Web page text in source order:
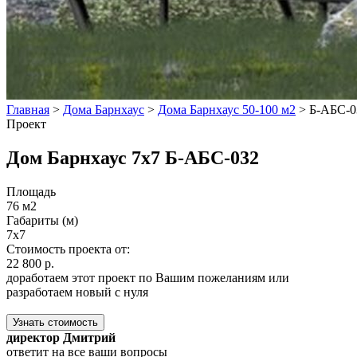
Главная > Дома Барнхаус > Дома Барнхаус 50-100 м2 > Б-АБС-
Проект
Дом Барнхаус 7х7 Б-АБС-032
Площадь
76 м2
Габариты (м)
7х7
Стоимость проекта от:
22 800 р.
доработаем этот проект по Вашим пожеланиям или
разработаем новый с нуля
Узнать стоимость
директор Дмитрий
ответит на все ваши вопросы